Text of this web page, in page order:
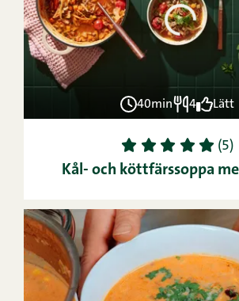
40min 4 Lätt
1 2 3 4 5 (5)
Kål- och köttfärssoppa